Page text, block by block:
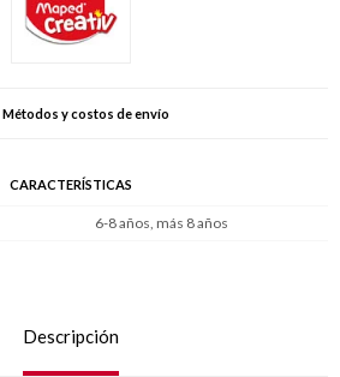
Métodos y costos de envío
CARACTERÍSTICAS
6-8 años, más 8 años
Descripción